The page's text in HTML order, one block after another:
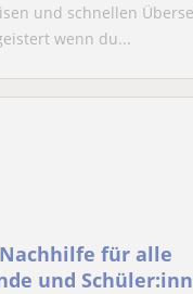
und schnellen
wenn du...
für alle
und